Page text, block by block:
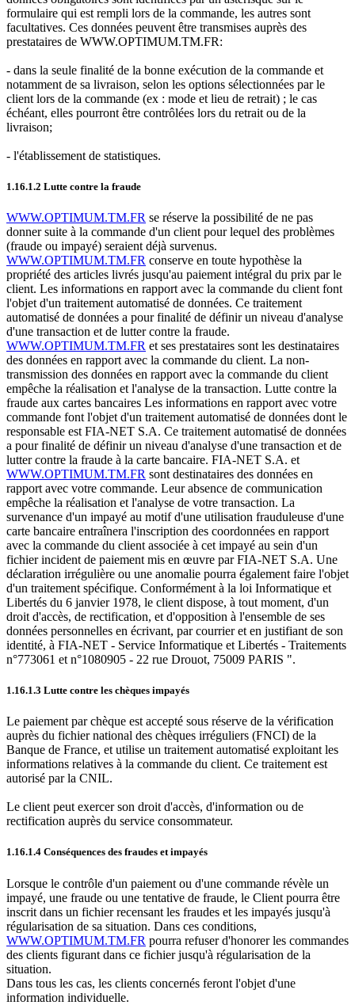
formulaire qui est rempli lors de la commande, les autres sont
facultatives. Ces données peuvent être transmises auprès des
prestataires de WWW.OPTIMUM.TM.FR:
- dans la seule finalité de la bonne exécution de la commande et
notamment de sa livraison, selon les options sélectionnées par le
client lors de la commande (ex : mode et lieu de retrait) ; le cas
échéant, elles pourront être contrôlées lors du retrait ou de la
livraison;
- l'établissement de statistiques.
1.16.1.2 Lutte contre la fraude
WWW.OPTIMUM.TM.FR se réserve la possibilité de ne pas
donner suite à la commande d'un client pour lequel des problèmes
(fraude ou impayé) seraient déjà survenus.
WWW.OPTIMUM.TM.FR conserve en toute hypothèse la
propriété des articles livrés jusqu'au paiement intégral du prix par le
client. Les informations en rapport avec la commande du client font
l'objet d'un traitement automatisé de données. Ce traitement
automatisé de données a pour finalité de définir un niveau d'analyse
d'une transaction et de lutter contre la fraude.
WWW.OPTIMUM.TM.FR et ses prestataires sont les destinataires
des données en rapport avec la commande du client. La non-
transmission des données en rapport avec la commande du client
empêche la réalisation et l'analyse de la transaction. Lutte contre la
fraude aux cartes bancaires Les informations en rapport avec votre
commande font l'objet d'un traitement automatisé de données dont le
responsable est FIA-NET S.A. Ce traitement automatisé de données
a pour finalité de définir un niveau d'analyse d'une transaction et de
lutter contre la fraude à la carte bancaire. FIA-NET S.A. et
WWW.OPTIMUM.TM.FR sont destinataires des données en
rapport avec votre commande. Leur absence de communication
empêche la réalisation et l'analyse de votre transaction. La
survenance d'un impayé au motif d'une utilisation frauduleuse d'une
carte bancaire entraînera l'inscription des coordonnées en rapport
avec la commande du client associée à cet impayé au sein d'un
fichier incident de paiement mis en œuvre par FIA-NET S.A. Une
déclaration irrégulière ou une anomalie pourra également faire l'objet
d'un traitement spécifique. Conformément à la loi Informatique et
Libertés du 6 janvier 1978, le client dispose, à tout moment, d'un
droit d'accès, de rectification, et d'opposition à l'ensemble de ses
données personnelles en écrivant, par courrier et en justifiant de son
identité, à FIA-NET - Service Informatique et Libertés - Traitements
n°773061 et n°1080905 - 22 rue Drouot, 75009 PARIS ".
1.16.1.3 Lutte contre les chèques impayés
Le paiement par chèque est accepté sous réserve de la vérification
auprès du fichier national des chèques irréguliers (FNCI) de la
Banque de France, et utilise un traitement automatisé exploitant les
informations relatives à la commande du client. Ce traitement est
autorisé par la CNIL.
Le client peut exercer son droit d'accès, d'information ou de
rectification auprès du service consommateur.
1.16.1.4 Conséquences des fraudes et impayés
Lorsque le contrôle d'un paiement ou d'une commande révèle un
impayé, une fraude ou une tentative de fraude, le Client pourra être
inscrit dans un fichier recensant les fraudes et les impayés jusqu'à
régularisation de sa situation. Dans ces conditions,
WWW.OPTIMUM.TM.FR pourra refuser d'honorer les commandes
des clients figurant dans ce fichier jusqu'à régularisation de la
situation.
Dans tous les cas, les clients concernés feront l'objet d'une
information individuelle.